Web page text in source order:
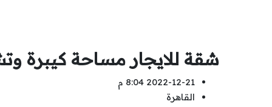
شقة للايجار مساحة كيبرة
2022-12-21 8:04 م
القاهرة